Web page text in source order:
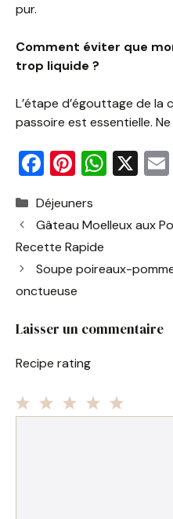
pur.
Comment éviter que
trop liquide ?
L’étape d’égouttage de la
passoire est essentielle.
F
c
e
b
o
k
Pi
er
e
st
W
at
s
A
X
Catégories
Déjeuners
Gâteau Moelleux aux
Recette Rapide
Soupe poireaux-
onctueuse
Laisser un commentaire
Recipe rating